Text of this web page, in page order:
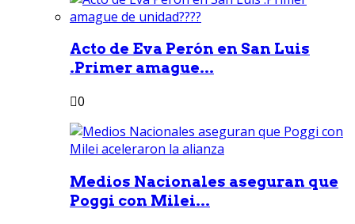
Acto de Eva Perón en San Luis
.Primer amague...
0
Medios Nacionales aseguran que
Poggi con Milei...